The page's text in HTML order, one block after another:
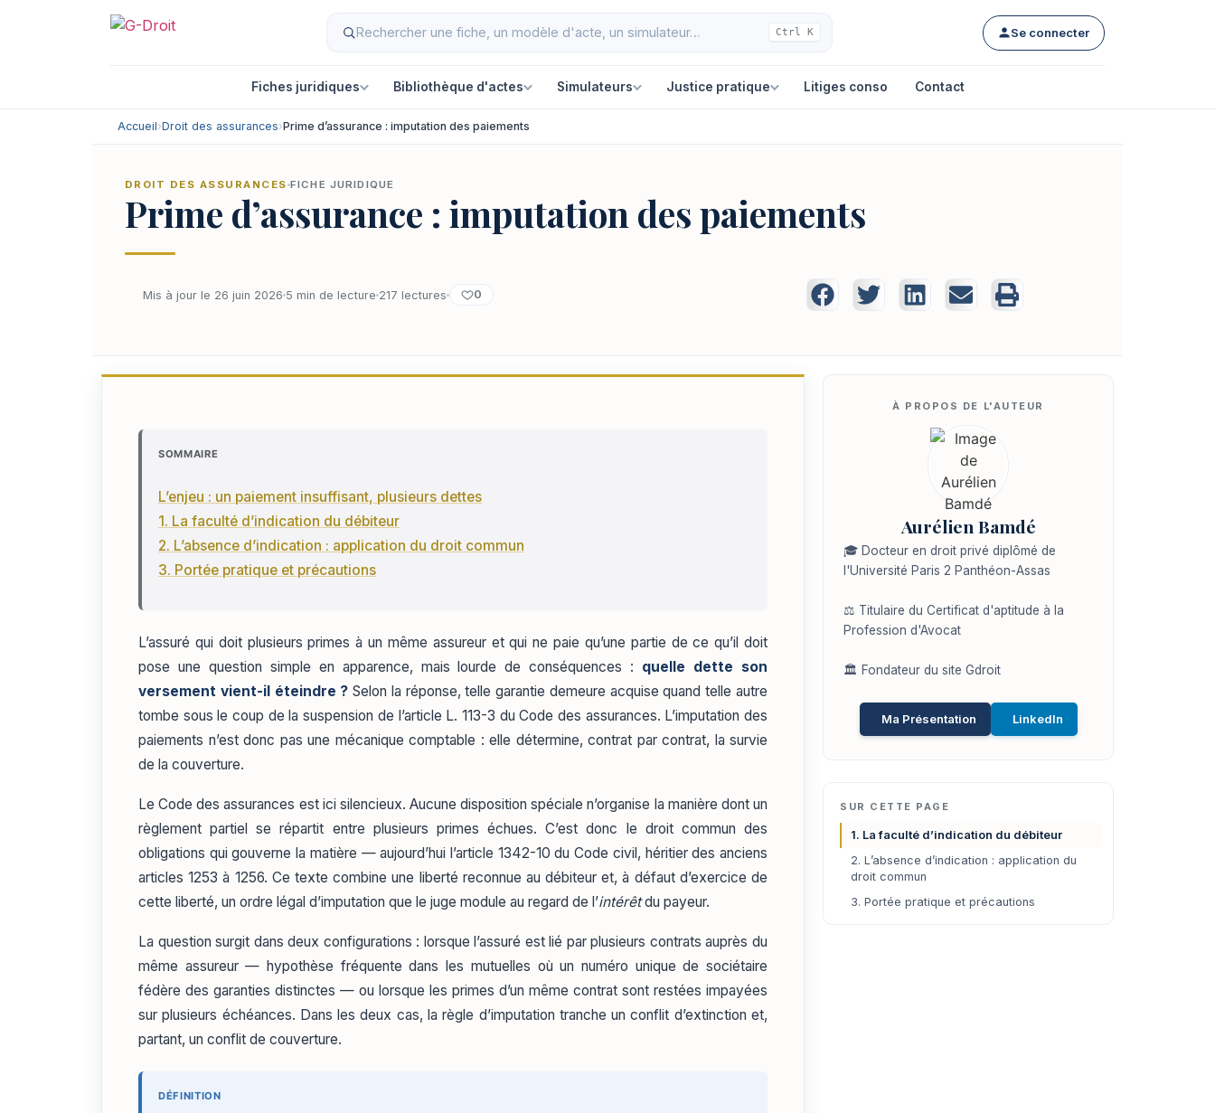
Ctrl K Se connecter
Fiches juridiques Bibliothèque d'actes Simulateurs Justice pratique Litiges conso Contact
Accueil›Droit des assurances›Prime d’assurance : imputation des paiements
DROIT DES ASSURANCES FICHE JURIDIQUE
Prime d’assurance : imputation des paiements
Mis à jour le 26 juin 2026 5 min de lecture 217 lectures 0
SOMMAIRE
L’enjeu : un paiement insuffisant, plusieurs dettes
1. La faculté d’indication du débiteur
2. L’absence d’indication : application du droit commun
3. Portée pratique et précautions
L’assuré qui doit plusieurs primes à un même assureur et qui ne paie qu’une partie de ce qu’il doit
pose une question simple en apparence, mais lourde de conséquences : quelle dette son
versement vient-il éteindre ? Selon la réponse, telle garantie demeure acquise quand telle autre
tombe sous le coup de la suspension de l’article L. 113-3 du Code des assurances. L’imputation des
paiements n’est donc pas une mécanique comptable : elle détermine, contrat par contrat, la survie
de la couverture.
Le Code des assurances est ici silencieux. Aucune disposition spéciale n’organise la manière dont un
règlement partiel se répartit entre plusieurs primes échues. C’est donc le droit commun des
obligations qui gouverne la matière — aujourd’hui l’article 1342-10 du Code civil, héritier des anciens
articles 1253 à 1256. Ce texte combine une liberté reconnue au débiteur et, à défaut d’exercice de
cette liberté, un ordre légal d’imputation que le juge module au regard de l’intérêtdu payeur.
La question surgit dans deux configurations : lorsque l’assuré est lié par plusieurs contrats auprès du
même assureur — hypothèse fréquente dans les mutuelles où un numéro unique de sociétaire
fédère des garanties distinctes — ou lorsque les primes d’un même contrat sont restées impayées
sur plusieurs échéances. Dans les deux cas, la règle d’imputation tranche un conflit d’extinction et,
partant, un conflit de couverture.
DÉFINITION
Aurélien Bamdé
🎓 Docteur en droit privé diplômé de
l'Université Paris 2 Panthéon-Assas
⚖️ Titulaire du Certificat d'aptitude à la
Profession d'Avocat
🏛️ Fondateur du site Gdroit
Ma Présentation LinkedIn
SUR CETTE PAGE
1. La faculté d’indication du débiteur
2. L’absence d’indication : application du
droit commun
3. Portée pratique et précautions